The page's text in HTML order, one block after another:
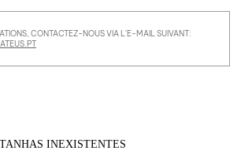
CONTACTEZ-NOUS VIA L'E-MAIL SUIVANT: